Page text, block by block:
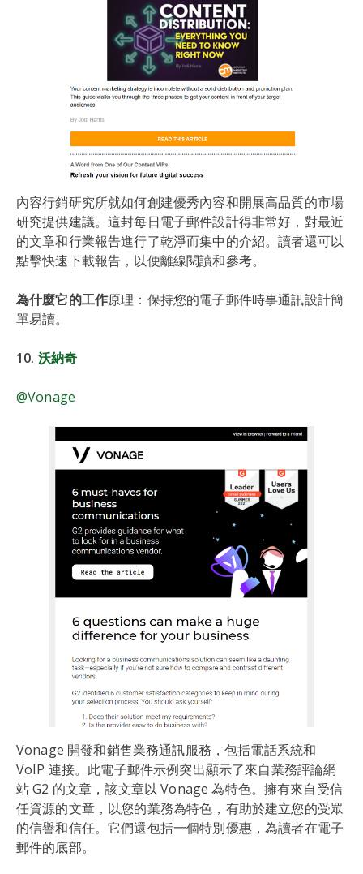
內容行銷研究所就如何創建優秀內容和開展高品質的市場
研究提供建議。這封每日電子郵件設計得非常好，對最近
的文章和行業報告進行了乾淨而集中的介紹。讀者還可以
點擊快速下載報告，以便離線閱讀和參考。
為什麼它的工作原理：保持您的電子郵件時事通訊設計簡
單易讀。
10. 沃納奇
@Vonage
Vonage 開發和銷售業務通訊服務，包括電話系統和
VoIP 連接。此電子郵件示例突出顯示了來自業務評論網
站 G2 的文章，該文章以 Vonage 為特色。擁有來自受信
任資源的文章，以您的業務為特色，有助於建立您的受眾
的信譽和信任。它們還包括一個特別優惠，為讀者在電子
郵件的底部。